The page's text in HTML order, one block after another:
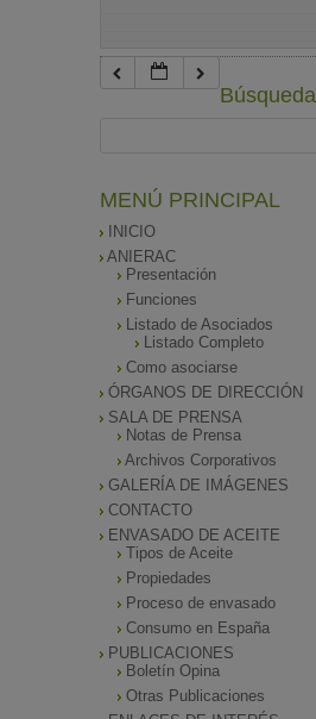
Búsqueda
MENÚ PRINCIPAL
INICIO
ANIERAC
Presentación
Funciones
Listado de Asociados
Listado Completo
Como asociarse
ÓRGANOS DE DIRECCIÓN
SALA DE PRENSA
Notas de Prensa
Archivos Corporativos
GALERÍA DE IMÁGENES
CONTACTO
ENVASADO DE ACEITE
Tipos de Aceite
Propiedades
Proceso de envasado
Consumo en España
PUBLICACIONES
Boletín Opina
Otras Publicaciones